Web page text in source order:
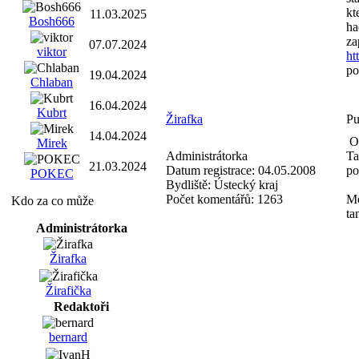
Bosh666
11.03.2025
viktor
07.07.2024
Chlaban
19.04.2024
Kubrt
16.04.2024
Mirek
14.04.2024
POKEC
21.03.2024
Kdo za co může
Administrátorka
Žirafka
Žirafička
Redaktoři
bernard
Žirafka
Administrátorka
Datum registrace: 04.05.2008
Bydliště: Ústecký kraj
Počet komentářů: 1263